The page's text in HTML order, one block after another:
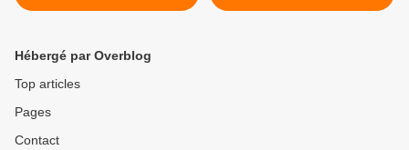
GOPÉ 2023 ? À part
Hébergé par Overblog
Top articles
Pages
Contact